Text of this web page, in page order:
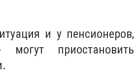
и у пенсионеров,
приостановить